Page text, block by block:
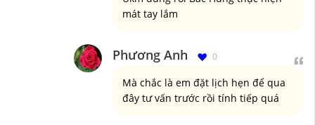
mát tay lắm
Phương Anh 0
Mà chắc là em đặt lịch hẹn để qua
đây tư vấn trước rồi tính tiếp quá